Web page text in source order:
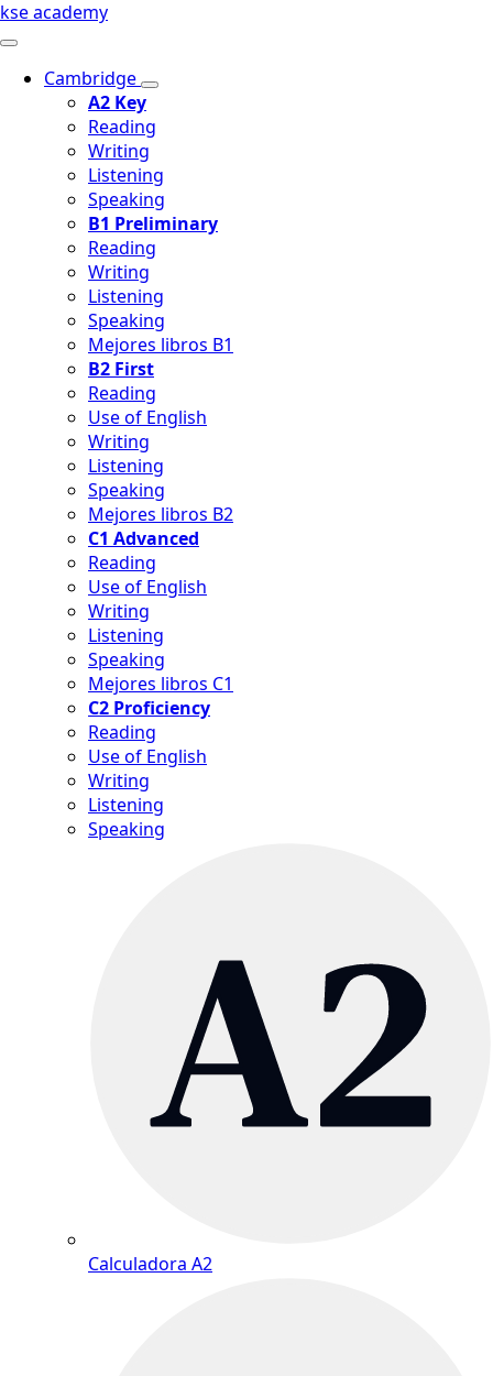
kse academy
Cambridge
A2 Key
Reading
Writing
Listening
Speaking
B1 Preliminary
Reading
Writing
Listening
Speaking
Mejores libros B1
B2 First
Reading
Use of English
Writing
Listening
Speaking
Mejores libros B2
C1 Advanced
Reading
Use of English
Writing
Listening
Speaking
Mejores libros C1
C2 Proficiency
Reading
Use of English
Writing
Listening
Speaking
Calculadora A2